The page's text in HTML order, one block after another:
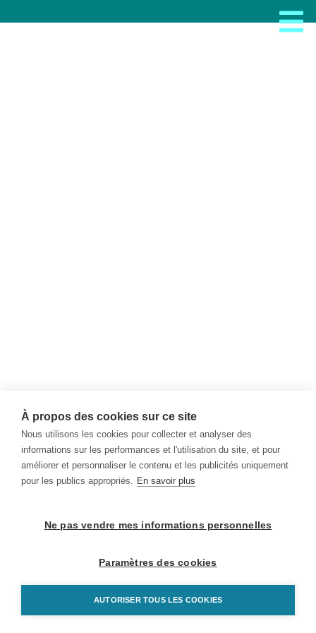
À propos des cookies sur ce site
Nous utilisons les cookies pour collecter et analyser des
informations sur les performances et l'utilisation du site, et pour
améliorer et personnaliser le contenu et les publicités uniquement
pour les publics appropriés. En savoir plus
Ne pas vendre mes informations personnelles
Paramètres des cookies
AUTORISER TOUS LES COOKIES